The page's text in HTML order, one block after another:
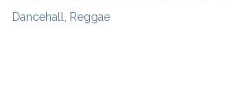
Dancehall
Reggae